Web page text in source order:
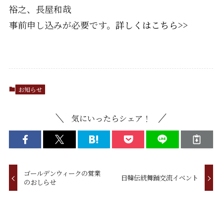
裕之、長屋和哉
事前申し込みが必要です。 詳しくはこちら>>
お知らせ
気にいったらシェア！
ゴールデンウィークの営業
のおしらせ
日韓伝統舞踊交流イベント